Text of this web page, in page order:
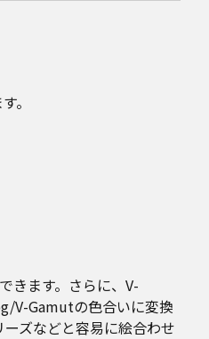
。
きます。さらに、V-
V-Gamutの色合いに変換
ズなどと容易に絵合わせ